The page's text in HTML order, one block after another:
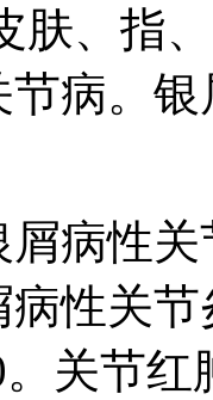
肤、指
病。
病性关
性关
关节